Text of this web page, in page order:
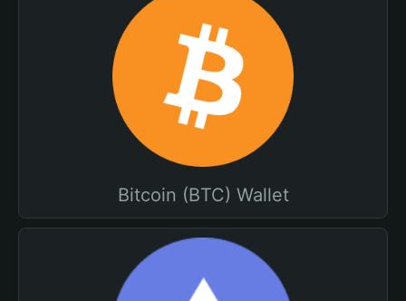
Bitcoin (BTC) Wallet